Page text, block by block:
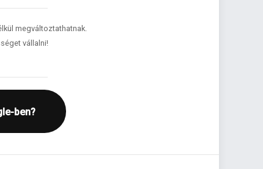
megváltoztathatnak.
vállalni!
ben?